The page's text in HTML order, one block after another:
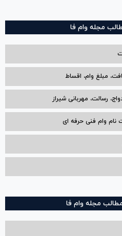
مجله وام فا
رسالت، مهربانی شیراز
مجله وام فا